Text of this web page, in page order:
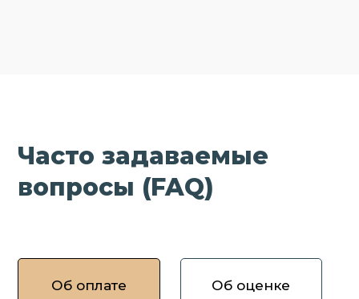
Часто задаваемые
вопросы (FAQ)
Об оплате Об оценке